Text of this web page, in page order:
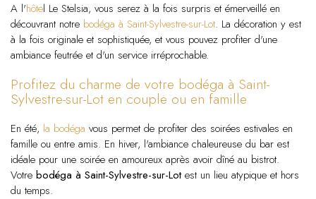
A l'hôtel Le Stelsia, vous serez à la fois surpris et émerveillé en
découvrant notre bodéga à Saint-Sylvestre-sur-Lot. La décoration y est
à la fois originale et sophistiquée, et vous pouvez profiter d'une
ambiance feutrée et d'un service irréprochable.
Profitez du charme de votre bodéga à Saint-
Sylvestre-sur-Lot en couple ou en famille
En été, la bodéga vous permet de profiter des soirées estivales en
famille ou entre amis. En hiver, l'ambiance chaleureuse du bar est
idéale pour une soirée en amoureux après avoir dîné au bistrot.
Votre bodéga à Saint-Sylvestre-sur-Lotest un lieu atypique et hors
du temps.